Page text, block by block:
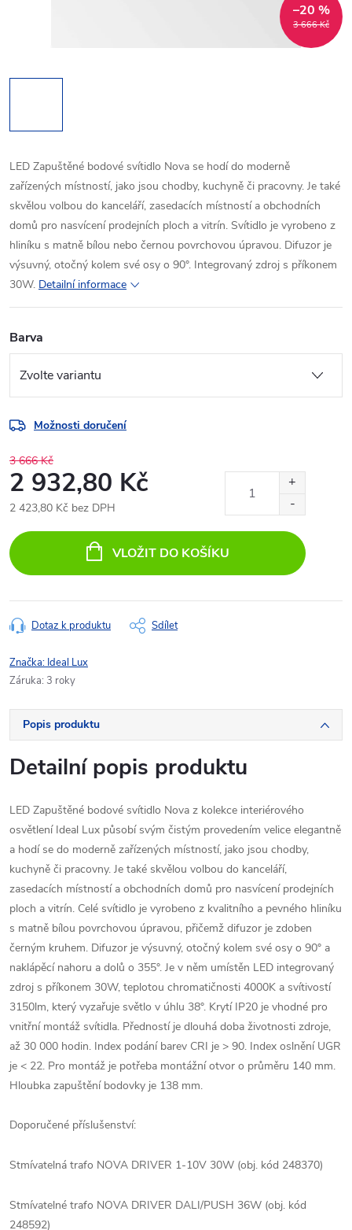
3 666 Kč
–20 %
LED Zapuštěné bodové svítidlo Nova se hodí do moderně
zařízených místností, jako jsou chodby, kuchyně či pracovny. Je také
skvělou volbou do kanceláří, zasedacích místností a obchodních
domů pro nasvícení prodejních ploch a vitrín. Svítidlo je vyrobeno z
hliníku s matně bílou nebo černou povrchovou úpravou. Difuzor je
výsuvný, otočný kolem své osy o 90°. Integrovaný zdroj s příkonem
30W. Detailní informace
Barva
Možnosti doručení
3 666 Kč
2 932,80 Kč
2 423,80 Kč bez DPH
cena:
VLOŽIT DO KOŠÍKU
Dotaz k produktu Sdílet
Značka: Ideal Lux
Záruka: 3 roky
Popis produktu
Detailní popis produktu
LED Zapuštěné bodové svítidlo Nova z kolekce interiérového
osvětlení Ideal Lux působí svým čistým provedením velice elegantně
a hodí se do moderně zařízených místností, jako jsou chodby,
kuchyně či pracovny. Je také skvělou volbou do kanceláří,
zasedacích místností a obchodních domů pro nasvícení prodejních
ploch a vitrín. Celé svítidlo je vyrobeno z kvalitního a pevného hliníku
s matně bílou povrchovou úpravou, přičemž difuzor je zdoben
černým kruhem. Difuzor je výsuvný, otočný kolem své osy o 90° a
naklápěcí nahoru a dolů o 355°. Je v něm umístěn LED integrovaný
zdroj s příkonem 30W, teplotou chromatičnosti 4000K a svítivostí
3150lm, který vyzařuje světlo v úhlu 38°. Krytí IP20 je vhodné pro
vnitřní montáž svítidla. Předností je dlouhá doba životnosti zdroje,
až 30 000 hodin. Index podání barev CRI je > 90. Index oslnění UGR
je < 22. Pro montáž je potřeba montážní otvor o průměru 140 mm.
Hloubka zapuštění bodovky je 138 mm.
Doporučené příslušenství:
Stmívatelná trafo NOVA DRIVER 1-10V 30W (obj. kód 248370)
Stmívatelné trafo NOVA DRIVER DALI/PUSH 36W (obj. kód
248592)